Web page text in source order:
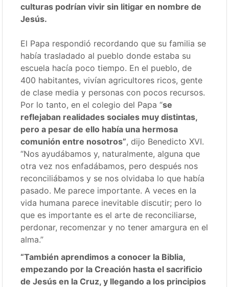
culturas podrían vivir sin litigar en nombre de
Jesús.
El Papa respondió recordando que su familia se
había trasladado al pueblo donde estaba su
escuela hacía poco tiempo. En el pueblo, de
400 habitantes, vivían agricultores ricos, gente
de clase media y personas con pocos recursos.
Por lo tanto, en el colegio del Papa “se
reflejaban realidades sociales muy distintas,
pero a pesar de ello había una hermosa
comunión entre nosotros”, dijo Benedicto XVI.
“Nos ayudábamos y, naturalmente, alguna que
otra vez nos enfadábamos, pero después nos
reconciliábamos y se nos olvidaba lo que había
pasado. Me parece importante. A veces en la
vida humana parece inevitable discutir; pero lo
que es importante es el arte de reconciliarse,
perdonar, recomenzar y no tener amargura en el
alma.”
“También aprendimos a conocer la Biblia,
empezando por la Creación hasta el sacrificio
de Jesús en la Cruz, y llegando a los principios